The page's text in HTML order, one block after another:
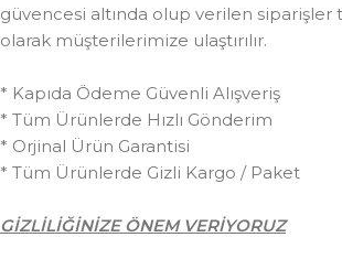
güvencesi altında olup verilen siparişler
olarak müşterilerimize ulaştırılır.
* Kapıda Ödeme Güvenli Alışveriş
* Tüm Ürünlerde Hızlı Gönderim
* Orjinal Ürün Garantisi
* Tüm Ürünlerde Gizli Kargo / Paket
GİZLİLİĞİNİZE ÖNEM VERİYORUZ